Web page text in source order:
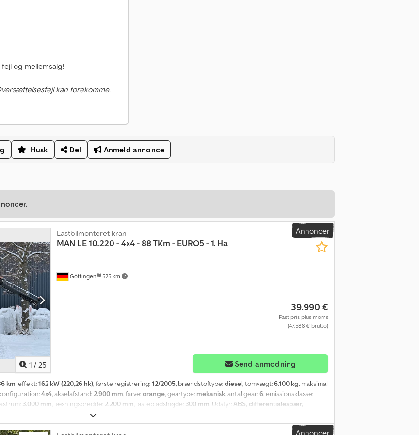
og mellemsalg!
kan forekomme.
Husk Del Anmeld annonce
Annoncer
1 / 25
Göttingen 525 km
Lastbilmonteret kran
MAN LE 10.220 - 4x4 - 88 TKm - EURO5 - 1. Ha
39.990 €
Fast pris plus moms
(47.588 € brutto)
Send anmodning
km, effekt:162 kW (220,26 hk), første registrering:12/2005, brændstoftype:diesel, tomvægt:6.100 kg, maksimal
4x4, akselafstand:2.900 mm, farve:orange, geartype: mekanisk, antal gear:6, emissionsklasse:
3.000 mm, læsningsbredde: 2.200 mm, lastepladshøjde: 300 mm, Udstyr: ABS, differentialespær,
kompressor, kran, servostyring, sodfilter, trailertræk, traktionskontrol
Mærke – MAN Model – LE 10.220 – 4x4 – 88 tkm – EURO 5 – 1. ejer Kilometerstand – 88.436 km
Annoncer